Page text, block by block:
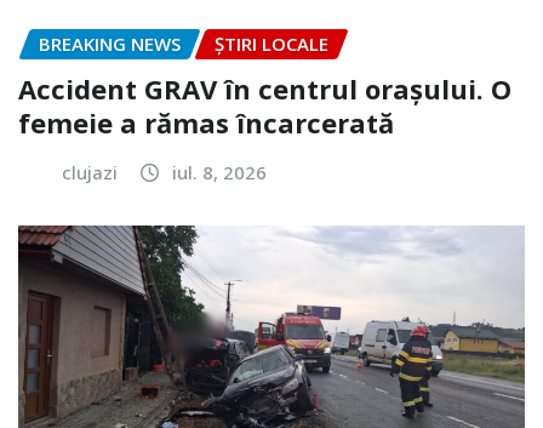
BREAKING NEWS ȘTIRI LOCALE
Accident GRAV în centrul orașului. O
femeie a rămas încarcerată
clujazi iul. 8, 2026